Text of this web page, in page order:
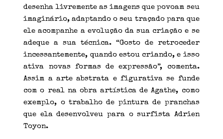
desenha livremente as imagens que povoam seu
imaginário, adaptando o seu traçado para que
ele acompanhe a evolução da sua criação e se
adeque a sua técnica. “Gosto de retroceder
incessantemente, quando estou criando, e isso
ativa novas formas de expressão”, comenta.
Assim a arte abstrata e figurativa se funde
com o real na obra artística de Agathe, como
exemplo, o trabalho de pintura de pranchas
que ela desenvolveu para o surfista Adrien
Toyon.